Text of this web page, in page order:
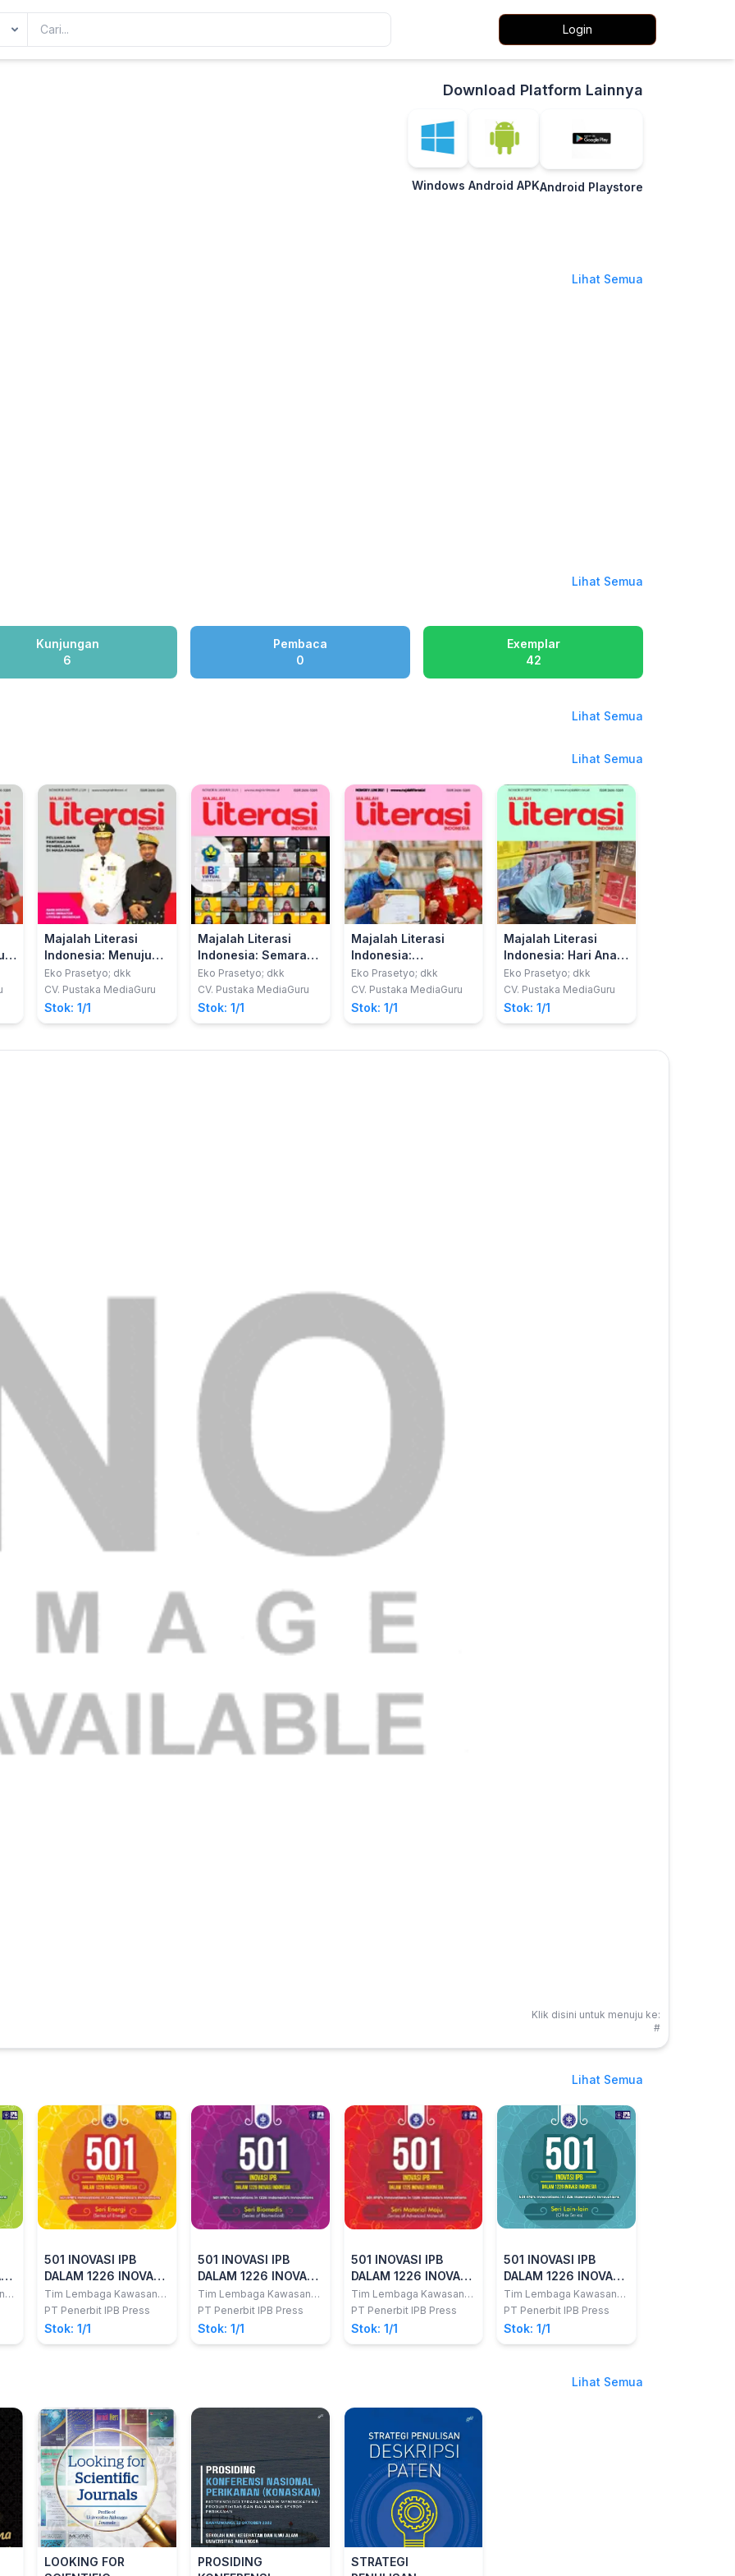
Login
Download Platform Lainnya
Windows Android APKAndroid Playstore
Lihat Semua
Lihat Semua
Kunjungan
6
Pembaca
0
Exemplar
42
Lihat Semua
Lihat Semua
Majalah Literasi
Indonesia: Menuju
KEPRI Provinsi
Literasi
Eko Prasetyo; dkk
CV. Pustaka MediaGuru
Stok: 1/1
Majalah Literasi
Indonesia: Semarak
IIBF 2020 Virtual
Eko Prasetyo; dkk
CV. Pustaka MediaGuru
Stok: 1/1
Majalah Literasi
Indonesia:
Membumikan Literasi
Eko Prasetyo; dkk
CV. Pustaka MediaGuru
Stok: 1/1
Majalah Literasi
Indonesia: Hari Anak
Nasional
Membangung
Keluarga Literat
Eko Prasetyo; dkk
CV. Pustaka MediaGuru
Stok: 1/1
Klik disini untuk menuju ke:
#
Lihat Semua
501 INOVASI IPB
DALAM 1226 INOVASI
INDONESIA - Seri
Energi
Tim Lembaga Kawasan
Sains dan Teknologi
PT Penerbit IPB Press
Stok: 1/1
501 INOVASI IPB
DALAM 1226 INOVASI
INDONESIA - Seri
Biomedis -
Tim Lembaga Kawasan
Sains dan Teknologi
PT Penerbit IPB Press
Stok: 1/1
501 INOVASI IPB
DALAM 1226 INOVASI
INDONESIA - Seri
Material Maju -
Tim Lembaga Kawasan
Sains dan Teknologi
PT Penerbit IPB Press
Stok: 1/1
501 INOVASI IPB
DALAM 1226 INOVASI
INDONESIA - Seri
Lain-lain -
Tim Lembaga Kawasan
Sains dan Teknologi
PT Penerbit IPB Press
Stok: 1/1
Lihat Semua
LOOKING FOR
PROSIDING
STRATEGI